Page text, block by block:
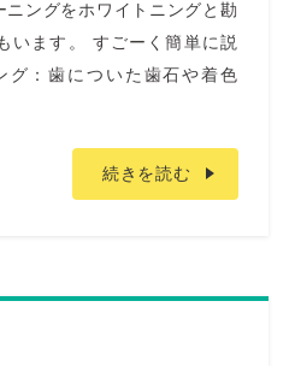
ングをホワイトニングと勘
います。 すごーく簡単に説
グ：歯についた歯石や着色
続きを読む